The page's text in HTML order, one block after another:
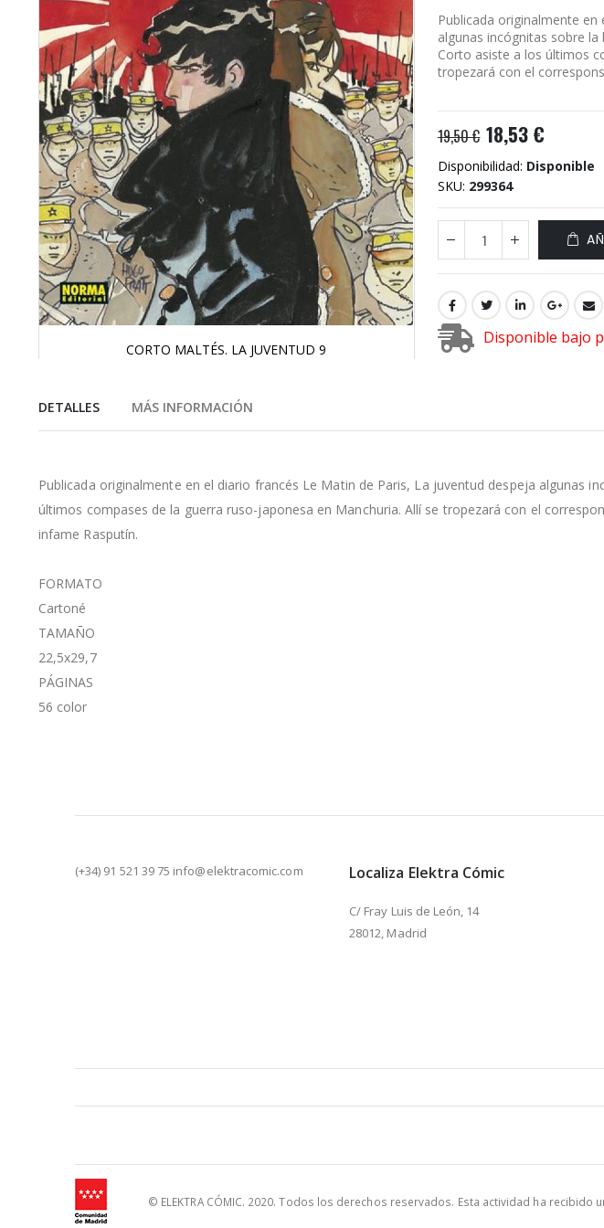
CORTO MALTÉS. LA JUVENTUD 9
comienzo
la
imágenes
Publicada originalmente
algunas incógnitas sobre
Corto asiste a los últimos
tropezará con el
19,50 € 18,53 €
Disponibilidad: Disponible
SKU 299364
Disponible bajo
DETALLES
Publicada originalmente en el diario francés Le Matin de Paris, La juventud despeja algunas
últimos compases de la guerra ruso-japonesa en Manchuria. Allí se tropezará con el
infame Rasputín.
FORMATO
Cartoné
TAMAÑO
22,5x29,7
PÁGINAS
56 color
MÁS INFORMACIÓN
(+34) 91 521 39 75 info@elektracomic.com Localiza Elektra Cómic
C/ Fray Luis de León, 14
28012, Madrid
© ELEKTRA CÓMIC. 2020. Todos los derechos reservados. Esta actividad ha